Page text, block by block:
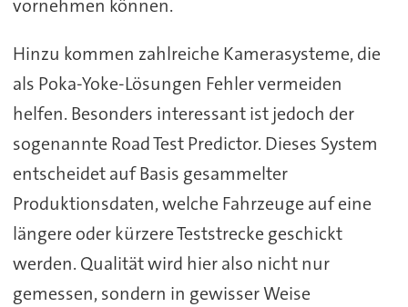
vornehmen können.
Hinzu kommen zahlreiche Kamerasysteme, die
als Poka-Yoke-Lösungen Fehler vermeiden
helfen. Besonders interessant ist jedoch der
sogenannte Road Test Predictor. Dieses System
entscheidet auf Basis gesammelter
Produktionsdaten, welche Fahrzeuge auf eine
längere oder kürzere Teststrecke geschickt
werden. Qualität wird hier also nicht nur
gemessen, sondern in gewisser Weise